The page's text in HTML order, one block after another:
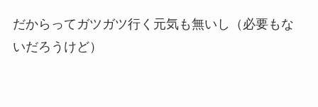
だからってガツガツ行く元気も無いし（必要もな
いだろうけど）